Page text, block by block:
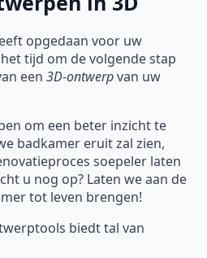
opgedaan voor uw
tijd om de volgende stap
een 3D-ontwerpvan uw
om een beter inzicht te
badkamer eruit zal zien,
soepeler laten
u nog op? Laten we aan de
tot leven brengen!
biedt tal van